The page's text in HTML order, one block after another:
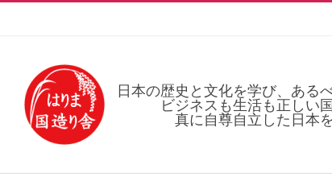
日本の歴史と文化を学び、ある
ビジネスも生活も正しい
真に自尊自立した日本